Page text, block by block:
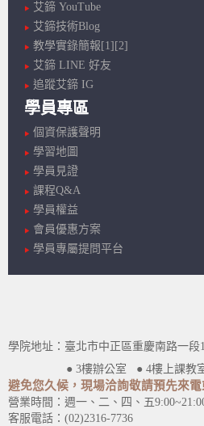
艾鍗 YouTube
艾鍗技術Blog
教學實錄簡報[1] [2]
艾鍗 LINE 好友
追蹤艾鍗 IG
學員專區
個資保護聲明
學習地圖
學員見證
課程Q&A
學員權益
會員優惠方案
學員專屬提問平台
學院地址：臺北市中正區重慶南路一段
● 3樓辦公室 ● 4樓上課教
避免您久候，現場洽詢敬請預先來電
營業時間：週一、二、四、五
客服電話：(02)2316-7736